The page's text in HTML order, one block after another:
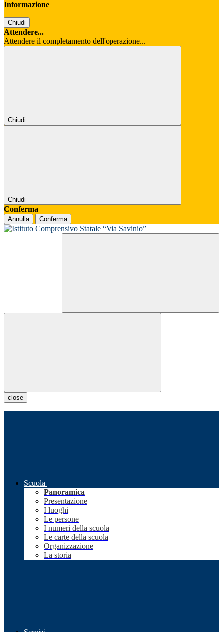
Informazione
Chiudi
Attendere...
Attendere il completamento dell'operazione...
Chiudi
Chiudi
Conferma
Annulla Conferma
close
Scuola
Panoramica
Presentazione
I luoghi
Le persone
I numeri della scuola
Le carte della scuola
Organizzazione
La storia